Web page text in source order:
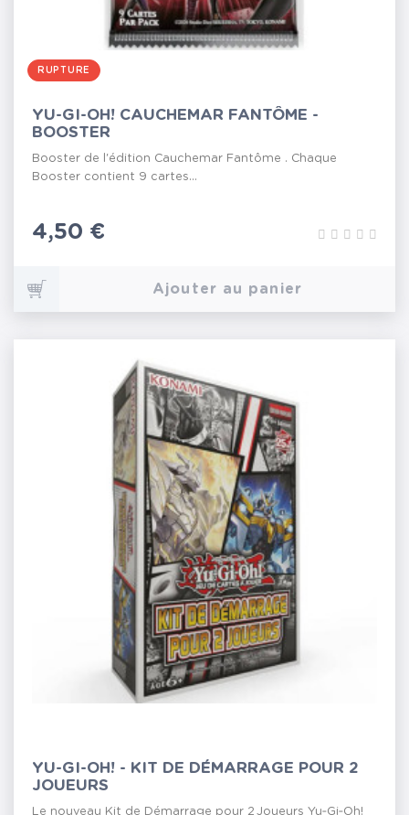
RUPTURE
YU-GI-OH! CAUCHEMAR FANTÔME -
BOOSTER
Booster de l'édition Cauchemar Fantôme . Chaque
Booster contient 9 cartes...
Prix
4,50 €
Ajouter au panier
YU-GI-OH! - KIT DE DÉMARRAGE POUR 2
JOUEURS
Le nouveau Kit de Démarrage pour 2 Joueurs Yu‑Gi‑Oh!